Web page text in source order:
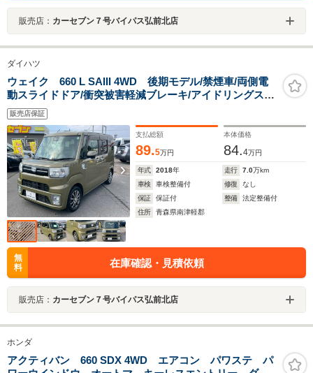
販売店： カーセブン７号バイパス弘前北店
ダイハツ
ウェイク 660 L SAIII 4WD 後期モデル/禁煙車/両側電
動スライドドア/衝突被害軽減ブレーキ/アイドリングスト
ップ/シートヒーター/横滑り防止機能/オートライト/オー
トエアコン/エンジンスターター付属
販売店保証
支払総額
89.5万円
本体価格
84.4万円
年式 2018年 走行 7.0万km
車検
車検整備付 修復
なし
保証
保証付 整備
法定整備付
住所
青森県南津軽郡
無
料
在庫確認・見積依頼
販売店： カーセブン７号バイパス弘前北店
ホンダ
アクティバン 660 SDX 4WD エアコン パワステ パ